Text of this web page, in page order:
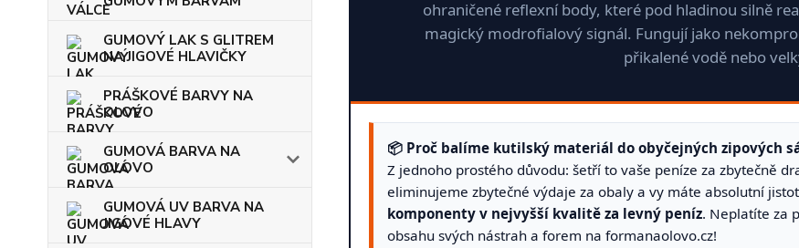
GUMOVÝ LAK S GLITREM
NA JIGOVÉ HLAVIČKY
PRÁŠKOVÉ BARVY NA
OLOVO
GUMOVÁ BARVA NA
OLOVO
GUMOVÁ UV BARVA NA
JIGOVÉ HLAVY
ohraničené reflexní body, které pod hladinou silně
magický modrofialový signál. Fungují jako
přikalené vodě nebo
📦 Proč balíme kutilský materiál do obyčejných zipových
Z jednoho prostého důvodu: šetří to vaše peníze za zbytečně
eliminujeme zbytečné výdaje za obaly a vy máte absolutní
komponenty v nejvyšší kvalitě za levný peníz. Neplatíte za
obsahu svých nástrah a forem na formanaolovo.cz!